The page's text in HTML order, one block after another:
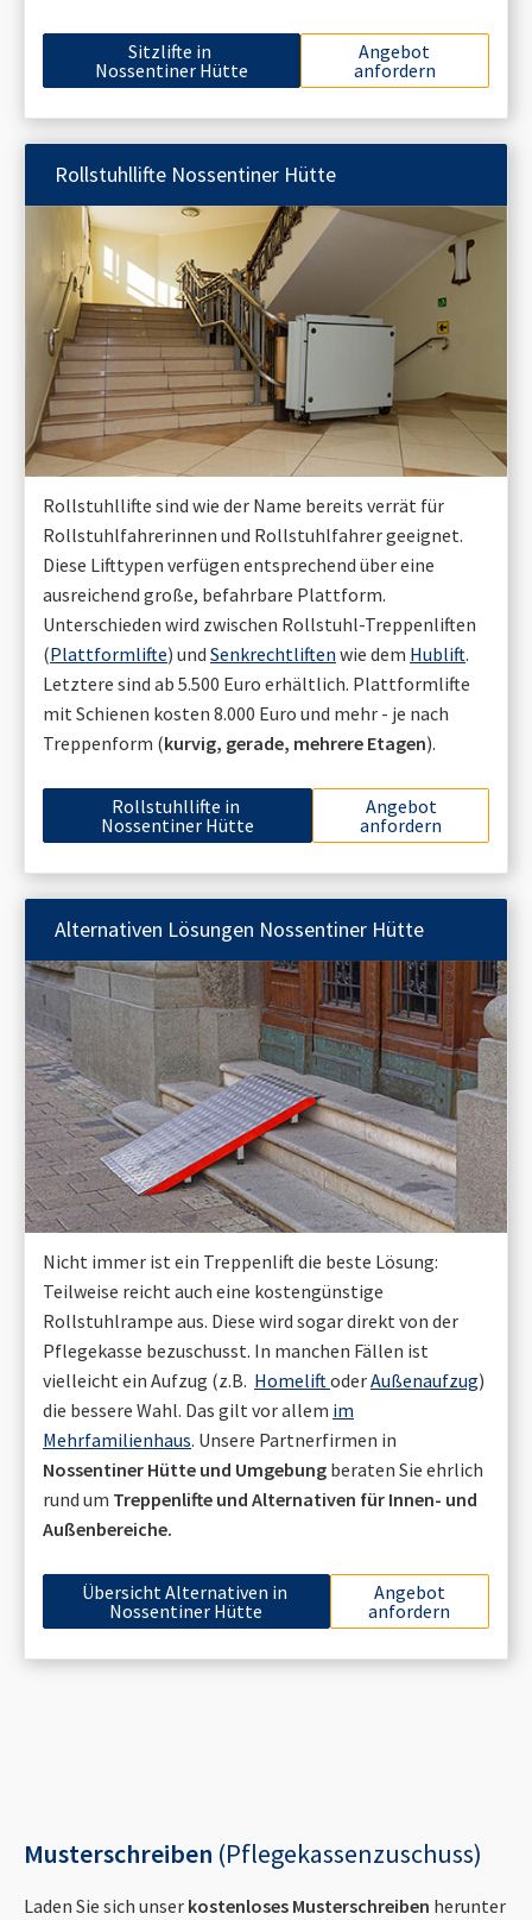
Sitzlifte in
Nossentiner Hütte
Angebot
anfordern
Rollstuhllifte Nossentiner Hütte
Rollstuhllifte sind wie der Name bereits verrät für
Rollstuhlfahrerinnen und Rollstuhlfahrer geeignet.
Diese Lifttypen verfügen entsprechend über eine
ausreichend große, befahrbare Plattform.
Unterschieden wird zwischen Rollstuhl-Treppenliften
(Plattformlifte) und Senkrechtliften wie dem Hublift.
Letztere sind ab 5.500 Euro erhältlich. Plattformlifte
mit Schienen kosten 8.000 Euro und mehr - je nach
Treppenform (kurvig, gerade, mehrere Etagen).
Rollstuhllifte in
Nossentiner Hütte
Angebot
anfordern
Alternativen Lösungen Nossentiner Hütte
Nicht immer ist ein Treppenlift die beste Lösung:
Teilweise reicht auch eine kostengünstige
Rollstuhlrampe aus. Diese wird sogar direkt von der
Pflegekasse bezuschusst. In manchen Fällen ist
vielleicht ein Aufzug (z.B. HomeliftoderAußenaufzug)
die bessere Wahl. Das gilt vor allem im
Mehrfamilienhaus. Unsere Partnerfirmen in
Nossentiner Hütte und Umgebung beraten Sie ehrlich
rund um Treppenlifte und Alternativen für Innen- und
Außenbereiche.
Übersicht Alternativen in
Nossentiner Hütte
Angebot
anfordern
Musterschreiben (Pflegekassenzuschuss)
Laden Sie sich unser kostenloses Musterschreiben herunter